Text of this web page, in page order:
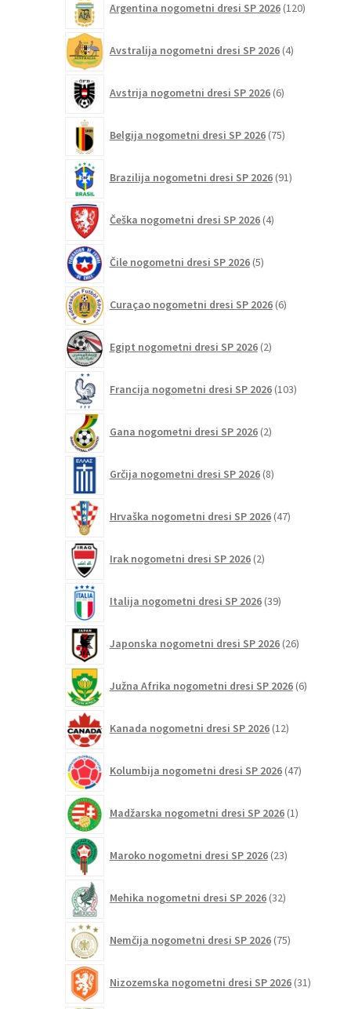
Argentina nogometni dresi SP 2026 120izdelkov
Avstralija nogometni dresi SP 2026 4izdelki
Avstrija nogometni dresi SP 2026 6izdelkov
Belgija nogometni dresi SP 2026 75izdelkov
Brazilija nogometni dresi SP 2026 91izdelkov
Češka nogometni dresi SP 2026 4izdelki
Čile nogometni dresi SP 2026 5izdelkov
Curaçao nogometni dresi SP 2026 6izdelkov
Egipt nogometni dresi SP 2026 2izdelka
Francija nogometni dresi SP 2026 103izdelki
Gana nogometni dresi SP 2026 2izdelka
Grčija nogometni dresi SP 2026 8izdelkov
Hrvaška nogometni dresi SP 2026 47izdelkov
Irak nogometni dresi SP 2026 2izdelka
Italija nogometni dresi SP 2026 39izdelkov
Japonska nogometni dresi SP 2026 26izdelkov
Južna Afrika nogometni dresi SP 2026 6izdelkov
Kanada nogometni dresi SP 2026 12izdelkov
Kolumbija nogometni dresi SP 2026 47izdelkov
Madžarska nogometni dresi SP 2026 1izdelek
Maroko nogometni dresi SP 2026 23izdelkov
Mehika nogometni dresi SP 2026 32izdelkov
Nemčija nogometni dresi SP 2026 75izdelkov
Nizozemska nogometni dresi SP 2026 31izdelkov